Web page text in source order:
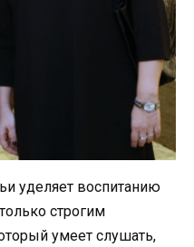
уделяет воспитанию
строгим
умеет слушать,